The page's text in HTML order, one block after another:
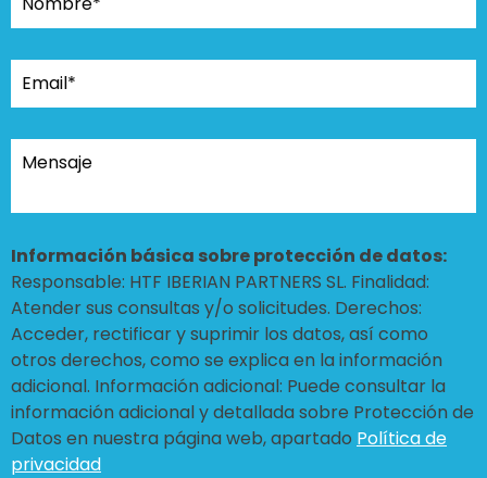
Información básica sobre protección de datos:
Responsable: HTF IBERIAN PARTNERS SL. Finalidad:
Atender sus consultas y/o solicitudes. Derechos:
Acceder, rectificar y suprimir los datos, así como
otros derechos, como se explica en la información
adicional. Información adicional: Puede consultar la
información adicional y detallada sobre Protección de
Datos en nuestra página web, apartado Política de
privacidad